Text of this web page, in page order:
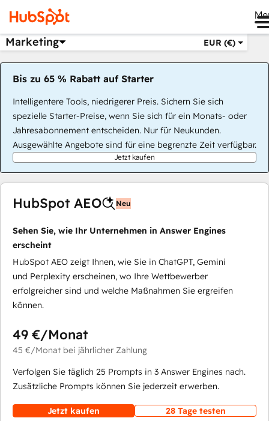
Marketing EUR (€)
Bis zu 65 % Rabatt auf Starter
Intelligentere Tools, niedrigerer Preis. Sichern Sie sich
spezielle Starter-Preise, wenn Sie sich für ein Monats- oder
Jahresabonnement entscheiden. Nur für Neukunden.
Ausgewählte Angebote sind für eine begrenzte Zeit verfügbar.
Jetzt kaufen
HubSpot AEO Neu
Sehen Sie, wie Ihr Unternehmen in Answer Engines
erscheint
HubSpot AEO zeigt Ihnen, wie Sie in ChatGPT, Gemini
und Perplexity erscheinen, wo Ihre Wettbewerber
erfolgreicher sind und welche Maßnahmen Sie ergreifen
können.
49 €/Monat
45 €/Monat bei jährlicher Zahlung
Verfolgen Sie täglich 25 Prompts in 3 Answer Engines nach.
Zusätzliche Prompts können Sie jederzeit erwerben.
Jetzt kaufen
28 Tage testen